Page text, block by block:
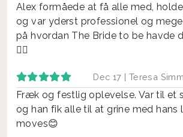
Alex formåede at få alle med,
og var yderst professionel og
på hvordan The Bride to be havde
👌🏼
Dec 17 | Teresa
Fræk og festlig oplevelse. Var til et
og han fik alle til at grine med hans
moves😊